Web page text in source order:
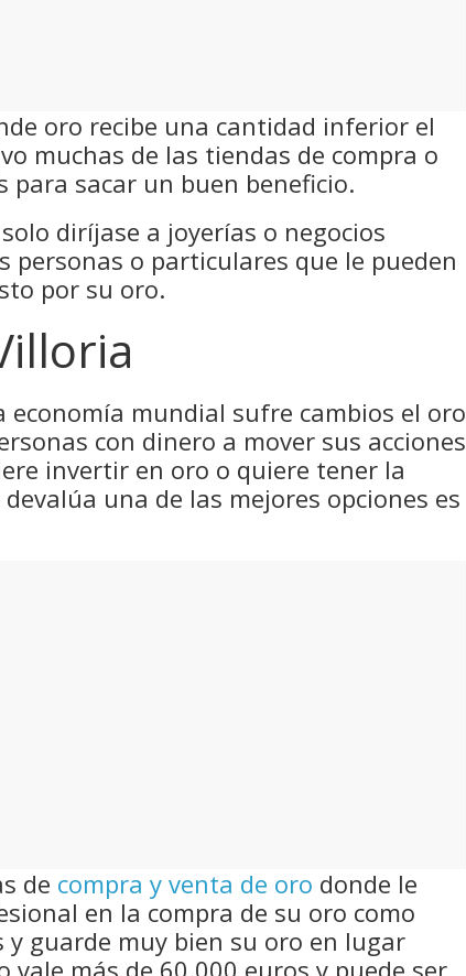
oro recibe una cantidad inferior el
muchas de las tiendas de compra o
para sacar un buen beneficio.
diríjase a joyerías o negocios
personas o particulares que le pueden
por su oro.
economía mundial sufre cambios el oro
con dinero a mover sus acciones
invertir en oro o quiere tener la
una de las mejores opciones es
de compra y venta de oro donde le
en la compra de su oro como
guarde muy bien su oro en lugar